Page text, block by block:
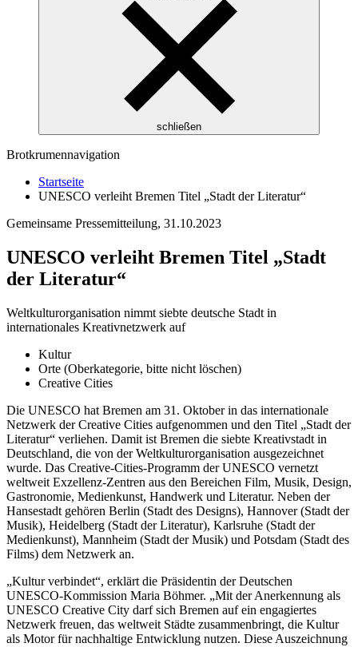
schließen
Brotkrumennavigation
Startseite
UNESCO verleiht Bremen Titel „Stadt der Literatur“
Gemeinsame Pressemitteilung, 31.10.2023
UNESCO verleiht Bremen Titel „Stadt
der Literatur“
Weltkulturorganisation nimmt siebte deutsche Stadt in
internationales Kreativnetzwerk auf
Kultur
Orte (Oberkategorie, bitte nicht löschen)
Creative Cities
Die UNESCO hat Bremen am 31. Oktober in das internationale
Netzwerk der Creative Cities aufgenommen und den Titel „Stadt der
Literatur“ verliehen. Damit ist Bremen die siebte Kreativstadt in
Deutschland, die von der Weltkulturorganisation ausgezeichnet
wurde. Das Creative-Cities-Programm der UNESCO vernetzt
weltweit Exzellenz-Zentren aus den Bereichen Film, Musik, Design,
Gastronomie, Medienkunst, Handwerk und Literatur. Neben der
Hansestadt gehören Berlin (Stadt des Designs), Hannover (Stadt der
Musik), Heidelberg (Stadt der Literatur), Karlsruhe (Stadt der
Medienkunst), Mannheim (Stadt der Musik) und Potsdam (Stadt des
Films) dem Netzwerk an.
„Kultur verbindet“, erklärt die Präsidentin der Deutschen
UNESCO-Kommission Maria Böhmer. „Mit der Anerkennung als
UNESCO Creative City darf sich Bremen auf ein engagiertes
Netzwerk freuen, das weltweit Städte zusammenbringt, die Kultur
als Motor für nachhaltige Entwicklung nutzen. Diese Auszeichnung